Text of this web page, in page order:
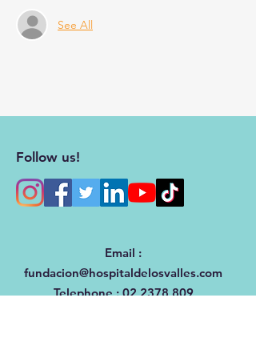
See All
Follow us!
Email :
fundacion@hospitaldelosvalles.com
Telephone:02 2378 809